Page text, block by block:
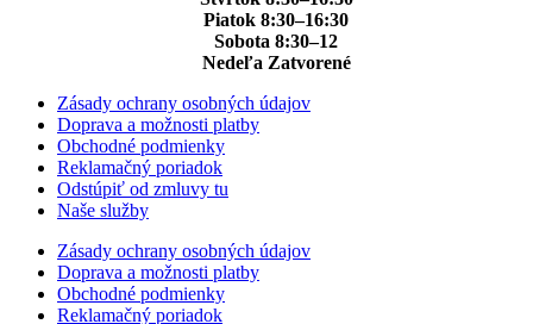
Piatok 8:30–16:30
Sobota 8:30–12
Nedeľa Zatvorené
Zásady ochrany osobných údajov
Doprava a možnosti platby
Obchodné podmienky
Reklamačný poriadok
Odstúpiť od zmluvy tu
Naše služby
Zásady ochrany osobných údajov
Doprava a možnosti platby
Obchodné podmienky
Reklamačný poriadok